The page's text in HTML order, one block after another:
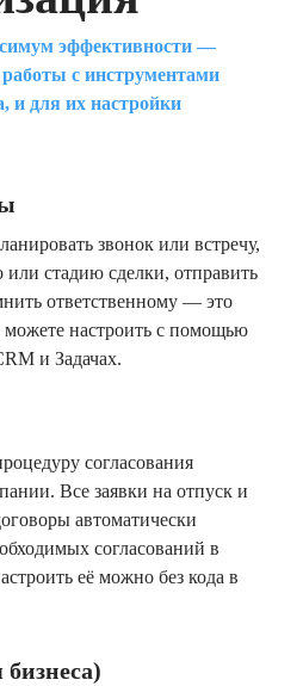
эффективности —
с инструментами
и для их настройки
звонок или встречу,
или стадию сделки, отправить
ответственному — это
можете настроить с помощью
и Задачах.
согласования
Все заявки на отпуск и
автоматически
согласований в
её можно без кода в